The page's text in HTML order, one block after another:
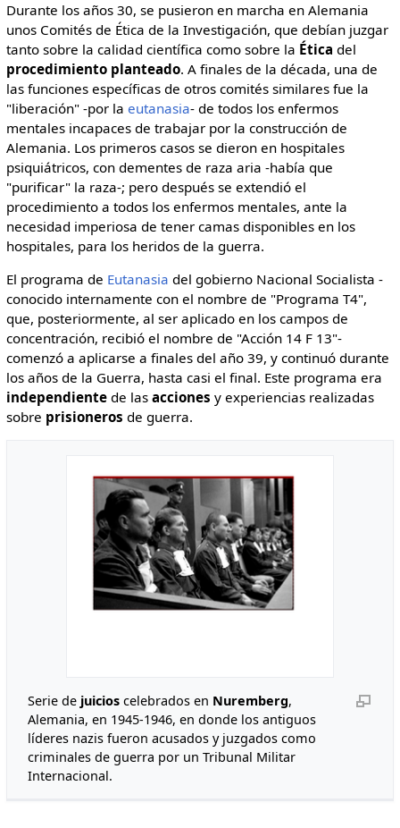
Durante los años 30, se pusieron en marcha en Alemania
unos Comités de Ética de la Investigación, que debían juzgar
tanto sobre la calidad científica como sobre la Ética del
procedimiento planteado. A finales de la década, una de
las funciones específicas de otros comités similares fue la
"liberación" -por la eutanasia- de todos los enfermos
mentales incapaces de trabajar por la construcción de
Alemania. Los primeros casos se dieron en hospitales
psiquiátricos, con dementes de raza aria -había que
"purificar" la raza-; pero después se extendió el
procedimiento a todos los enfermos mentales, ante la
necesidad imperiosa de tener camas disponibles en los
hospitales, para los heridos de la guerra.
El programa de Eutanasia del gobierno Nacional Socialista -
conocido internamente con el nombre de "Programa T4",
que, posteriormente, al ser aplicado en los campos de
concentración, recibió el nombre de "Acción 14 F 13"-
comenzó a aplicarse a finales del año 39, y continuó durante
los años de la Guerra, hasta casi el final. Este programa era
independientede las acciones y experiencias realizadas
sobre prisioneros de guerra.
Serie de juicioscelebrados en Nuremberg,
Alemania, en 1945-1946, en donde los antiguos
líderes nazis fueron acusados y juzgados como
criminales de guerra por un Tribunal Militar
Internacional.